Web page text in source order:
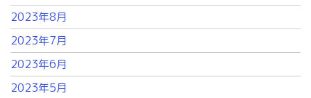
2023年8月
2023年7月
2023年6月
2023年5月